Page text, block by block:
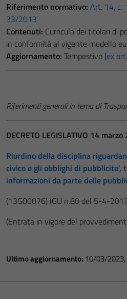
Riferimento normativo: Art. 14, c.
33/2013
Contenuti: Curricula dei titolari di
in conformità al vigente modello
Aggiornamento: Tempestivo (ex
Riferimenti generali in tema di
DECRETO LEGISLATIVO 14
Riordino della disciplina
civico e gli obblighi di
informazioni da parte delle
(13G00076) (GU n.80 del 5-4-
(Entrata in vigore del
Ultimo aggiornamento: 10/03/2023,